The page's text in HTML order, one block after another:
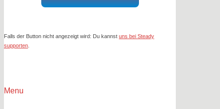
Falls der Button nicht angezeigt wird: Du kannst uns bei Steady
supporten
Menu